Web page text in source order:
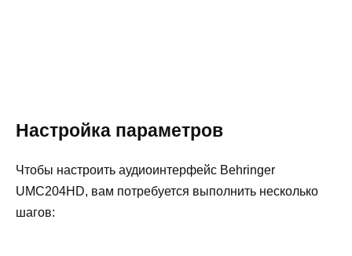
Настройка параметров
Чтобы настроить аудиоинтерфейс Behringer
UMC204HD, вам потребуется выполнить несколько
шагов: